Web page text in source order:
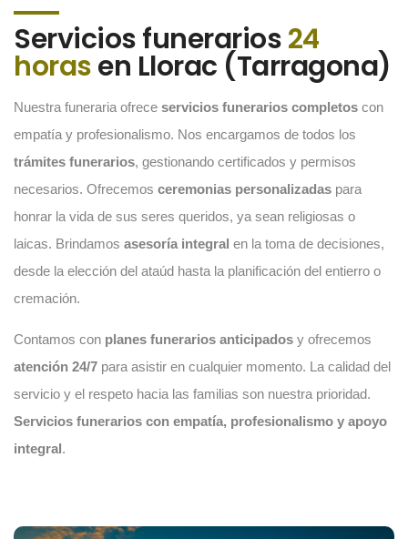
Servicios funerarios24
horasen Llorac (Tarragona)
Nuestra funeraria ofrece servicios funerarios completos con
empatía y profesionalismo. Nos encargamos de todos los
trámites funerarios, gestionando certificados y permisos
necesarios. Ofrecemos ceremonias personalizadas para
honrar la vida de sus seres queridos, ya sean religiosas o
laicas. Brindamos asesoría integral en la toma de decisiones,
desde la elección del ataúd hasta la planificación del entierro o
cremación.
Contamos con planes funerarios anticipados y ofrecemos
atención 24/7 para asistir en cualquier momento. La calidad del
servicio y el respeto hacia las familias son nuestra prioridad.
Servicios funerarios con empatía, profesionalismo y apoyo
integral.